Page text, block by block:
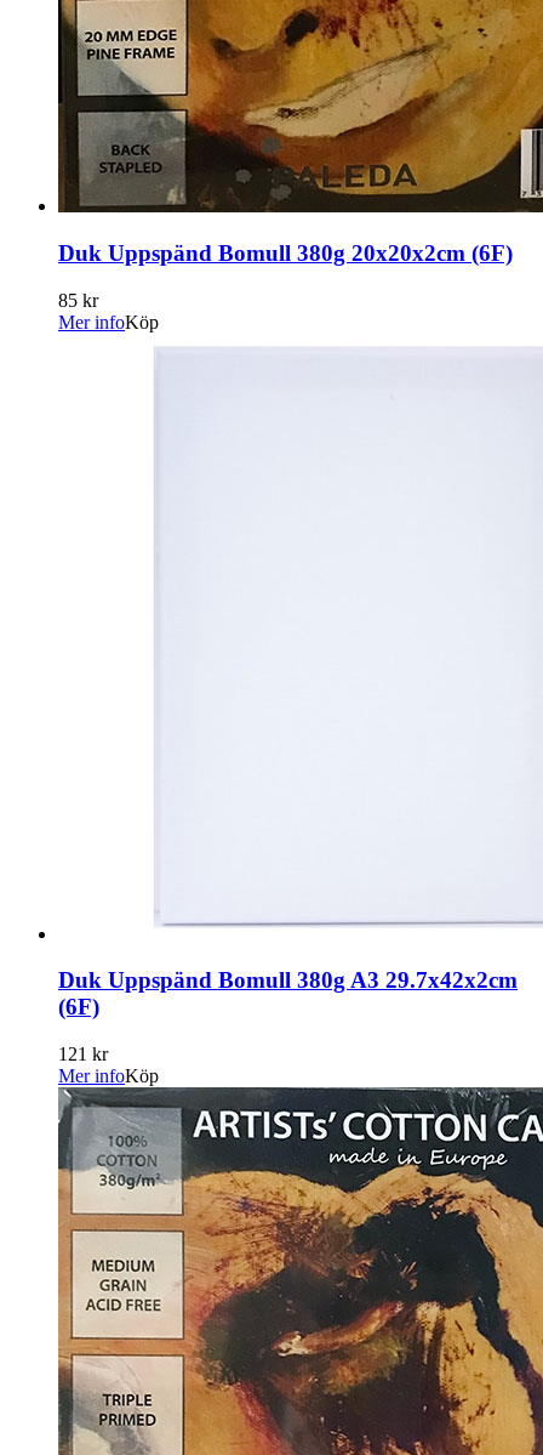
Duk Uppspänd Bomull 380g 20x20x2cm (6F)
85 kr
Mer infoKöp
Duk Uppspänd Bomull 380g A3 29.7x42x2cm
(6F)
121 kr
Mer infoKöp